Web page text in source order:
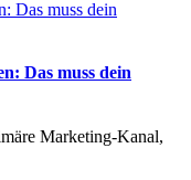
Das muss dein
Marketing-Kanal,